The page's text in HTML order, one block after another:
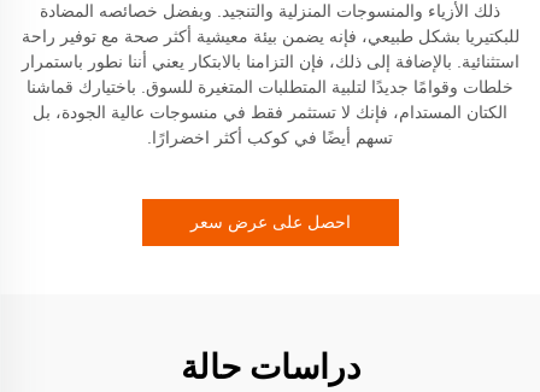
ذلك الأزياء والمنسوجات المنزلية والتنجيد. وبفضل خصائصه المضادة
للبكتيريا بشكل طبيعي، فإنه يضمن بيئة معيشية أكثر صحة مع توفير راحة
استثنائية. بالإضافة إلى ذلك، فإن التزامنا بالابتكار يعني أننا نطور باستمرار
خلطات وقوامًا جديدًا لتلبية المتطلبات المتغيرة للسوق. باختيارك قماشنا
الكتان المستدام، فإنك لا تستثمر فقط في منسوجات عالية الجودة، بل
تسهم أيضًا في كوكب أكثر اخضرارًا.
احصل على عرض سعر
دراسات حالة